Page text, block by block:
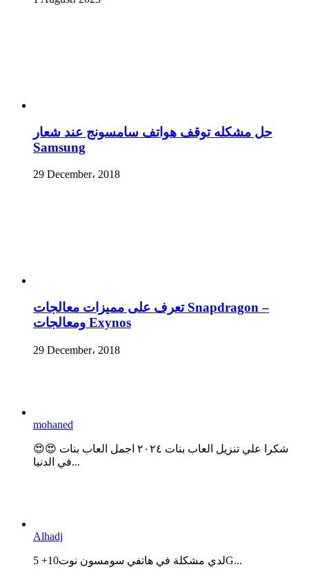
حل مشكله توقف هواتف سامسونج عند شعار
Samsung
29 December، 2018
تعرف على مميزات معالجات Snapdragon –
ومعالجات Exynos
29 December، 2018
mohaned
😍😍 شكرا علي تنزيل العاب بنات ٢٠٢٤ اجمل العاب بنات
في الدنيا...
Alhadj
لدي مشكلة في هاتفي سومسون نوت10+ 5G...